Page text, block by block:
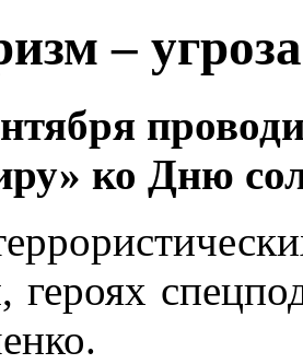
–
ко Дню
героях